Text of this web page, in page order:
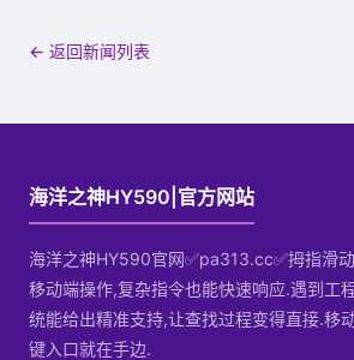
← 返回新闻列表
海洋之神HY590|官方网站
海洋之神HY590官网✅pa313.cc✅拇指滑
移动端操作,复杂指令也能快速响应.遇到工
统能给出精准支持,让查找过程变得直接.移
键入口就在手边.